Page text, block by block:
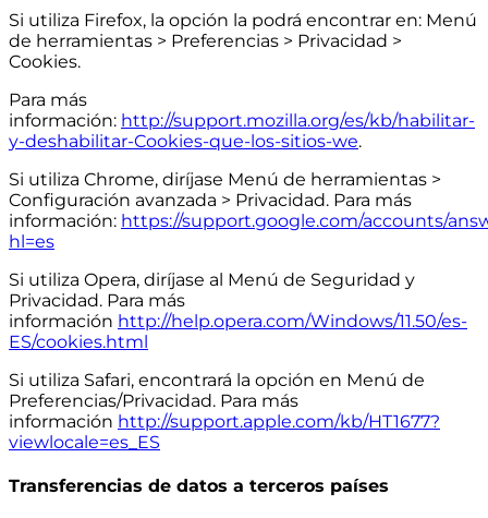
Si utiliza Firefox, la opción la podrá encontrar en: Menú
de herramientas > Preferencias > Privacidad >
Cookies.
Para más
información: http://support.mozilla.org/es/kb/habilitar-
y-deshabilitar-Cookies-que-los-sitios-we.
Si utiliza Chrome, diríjase Menú de herramientas >
Configuración avanzada > Privacidad. Para más
información: https://support.google.com/accounts/
hl=es
Si utiliza Opera, diríjase al Menú de Seguridad y
Privacidad. Para más
información http://help.opera.com/Windows/11.50/es-
ES/cookies.html
Si utiliza Safari, encontrará la opción en Menú de
Preferencias/Privacidad. Para más
información http://support.apple.com/kb/HT1677?
viewlocale=es_ES
Transferencias de datos a terceros países